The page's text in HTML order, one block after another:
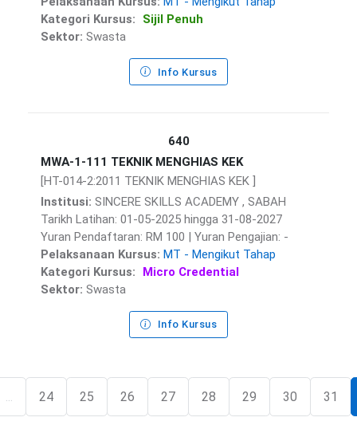
Kategori Kursus:
Sijil Penuh
Sektor: Swasta
Info Kursus
640
MWA-1-111 TEKNIK MENGHIAS KEK
[HT-014-2:2011 TEKNIK MENGHIAS KEK ]
Institusi: SINCERE SKILLS ACADEMY , SABAH
Tarikh Latihan: 01-05-2025 hingga 31-08-2027
Yuran Pendaftaran: RM 100 | Yuran Pengajian: -
Pelaksanaan Kursus: MT - Mengikut Tahap
Kategori Kursus:
Micro Credential
Sektor: Swasta
Info Kursus
24 25 26 27 28 29 30 31